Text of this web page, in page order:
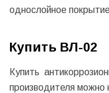
однослойное
Купить ВЛ-02
Купить
производителя можно